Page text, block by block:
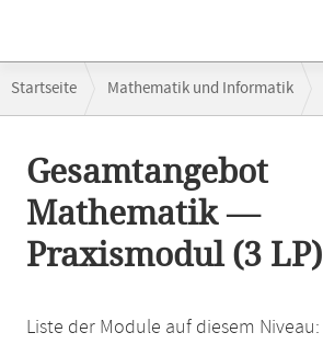
Navigation
Startseite Mathematik und Informatik
Gesamtangebot
Mathematik —
Praxismodul (3 LP)
Liste der Module auf diesem Niveau: